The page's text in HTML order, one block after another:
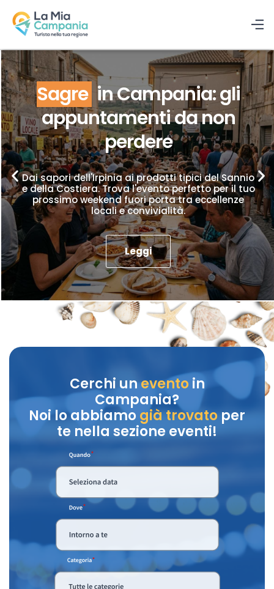
Sagre in Campania: gli
appuntamenti da non
perdere
Dai sapori dell'Irpinia ai prodotti tipici del Sannio
e della Costiera. Trova l'evento perfetto per il tuo
prossimo weekend fuori porta tra eccellenze
locali e convivialità.
Leggi
Cerchi unevento in
Campania?
Noi lo abbiamo già trovatoper
te nella sezione eventi!